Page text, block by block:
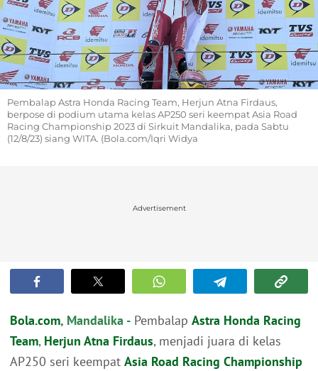
Pembalap Astra Honda Racing Team, Herjun Atna Firdaus,
berpose di podium utama kelas AP250 seri keempat Asia Road
Racing Championship 2023 di Sirkuit Mandalika, pada Sabtu
(12/8/23) siang WITA. (Bola.com/Iqri Widya
Advertisement
Bola.com, Mandalika - Pembalap Astra Honda Racing
Team, Herjun Atna Firdaus, menjadi juara di kelas
AP250 seri keempat Asia Road Racing Championship